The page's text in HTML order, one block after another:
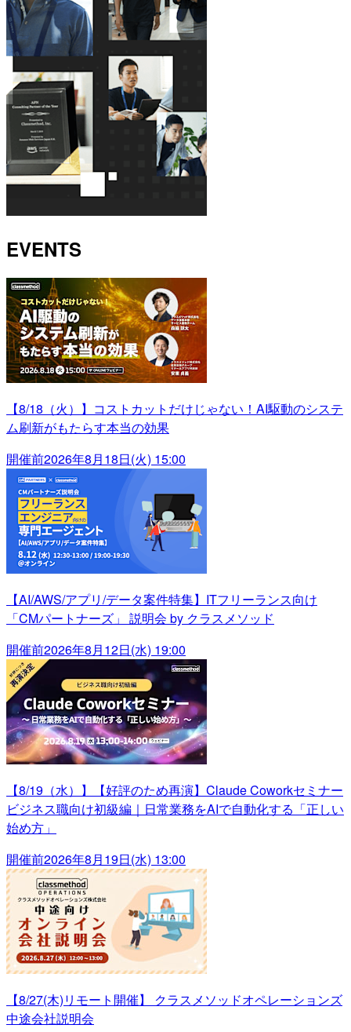
EVENTS
【8/18（火）】コストカットだけじゃない！AI駆動のシステ
ム刷新がもたらす本当の効果
開催前2026年8月18日(火) 15:00
【AI/AWS/アプリ/データ案件特集】ITフリーランス向け
「CMパートナーズ」 説明会 by クラスメソッド
開催前2026年8月12日(水) 19:00
【8/19（水）】【好評のため再演】Claude Coworkセミナー
ビジネス職向け初級編｜日常業務をAIで自動化する「正しい
始め方」
開催前2026年8月19日(水) 13:00
【8/27(木)リモート開催】 クラスメソッドオペレーションズ
中途会社説明会